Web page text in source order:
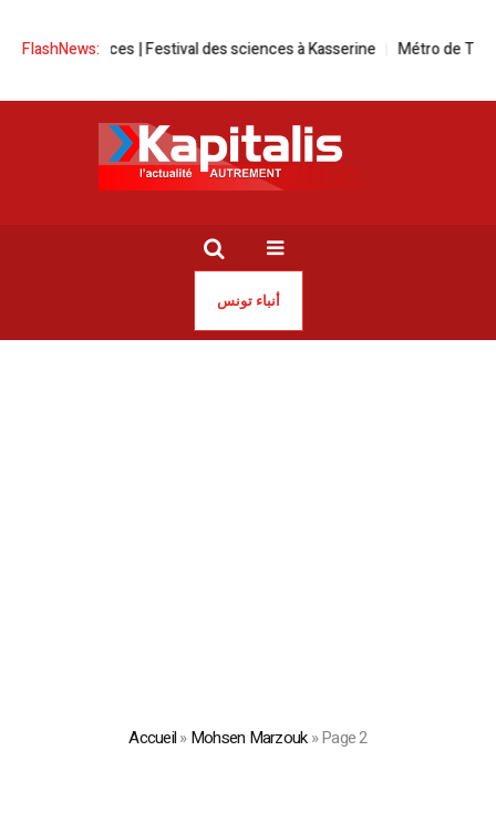
FlashNews:
sciences | Festival des sciences à Kasserine Métro de Tunis |
أنباء تونس
Accueil»Mohsen Marzouk»Page 2